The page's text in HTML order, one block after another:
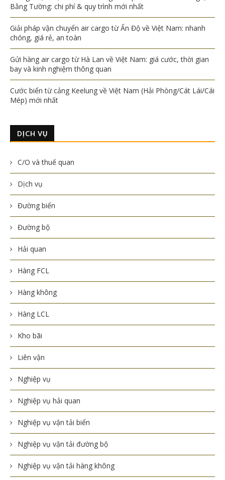
Bằng Tường: chi phí & quy trình mới nhất
Giải pháp vận chuyển air cargo từ Ấn Độ về Việt Nam: nhanh
chóng, giá rẻ, an toàn
Gửi hàng air cargo từ Hà Lan về Việt Nam: giá cước, thời gian
bay và kinh nghiệm thông quan
Cước biển từ cảng Keelung về Việt Nam (Hải Phòng/Cát Lái/Cái
Mép) mới nhất
DỊCH VỤ
C/O và thuế quan
Dịch vụ
Đường biển
Đường bộ
Hải quan
Hàng FCL
Hàng không
Hàng LCL
Kho bãi
Liên vận
Nghiệp vụ
Nghiệp vụ hải quan
Nghiệp vụ vận tải biển
Nghiệp vụ vận tải đường bộ
Nghiệp vụ vận tải hàng không